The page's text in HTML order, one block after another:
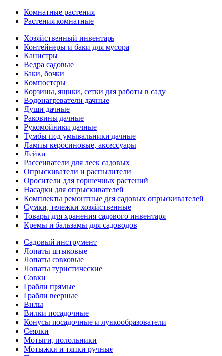
Комнатные растения
Растения комнатные
Хозяйственный инвентарь
Контейнеры и баки для мусора
Канистры
Ведра садовые
Баки, бочки
Компостеры
Корзины, ящики, сетки для работы в саду
Водонагреватели дачные
Души дачные
Раковины дачные
Рукомойники дачные
Тумбы под умывальники дачные
Лампы керосиновые, аксессуары
Лейки
Рассеиватели для леек садовых
Опрыскиватели и распылители
Оросители для горшечных растений
Насадки для опрыскивателей
Комплекты ремонтные для садовых опрыскивателей
Сумки, тележки хозяйственные
Товары для хранения садового инвентаря
Кремы и бальзамы для садоводов
Садовый инструмент
Лопаты штыковые
Лопаты совковые
Лопаты туристические
Совки
Грабли прямые
Грабли веерные
Вилы
Вилки посадочные
Конусы посадочные и лункообразователи
Сеялки
Мотыги, полольники
Мотыжки и тяпки ручные